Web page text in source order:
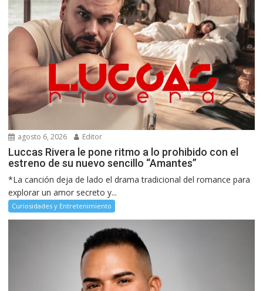
agosto 6, 2026 Editor
Luccas Rivera le pone ritmo a lo prohibido con el
estreno de su nuevo sencillo “Amantes”
*La canción deja de lado el drama tradicional del romance para
explorar un amor secreto y...
Curiosidades y Entretenimiento